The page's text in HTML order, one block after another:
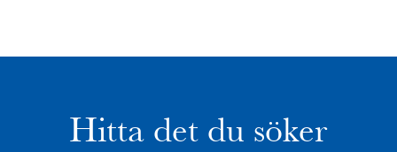
Hitta det du söker